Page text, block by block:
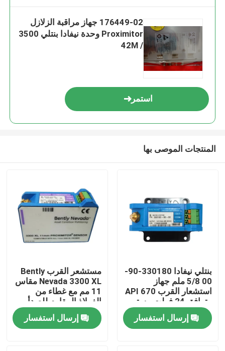
إرسال
المنزل
المنتجات
176449-02 جهاز مراقبة الزلازل
Proximitor وحدة نيفادا بنتلي 3500
/ 42M
استمر
المنتجات الموصى بها
بنتلي نيفادا 330180-90-
00 5/8 ملم جهاز
استشعار القرب API 670
متوافق 24 فولت مستمر
جهاز استشعار اهتزاز
إرسال استفسار
مستشعر القرب Bently
Nevada 3300 XL مقاس
11 مم مع غطاء من
الفولاذ المقاوم للصدأ
وحماية IP67 330780-
90-00إرسال استفسار